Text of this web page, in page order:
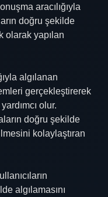
aracılığıyla
doğru şekilde
olarak yapılan
algılanan
gerçekleştirerek
olur.
doğru şekilde
kolaylaştıran
algılamasını